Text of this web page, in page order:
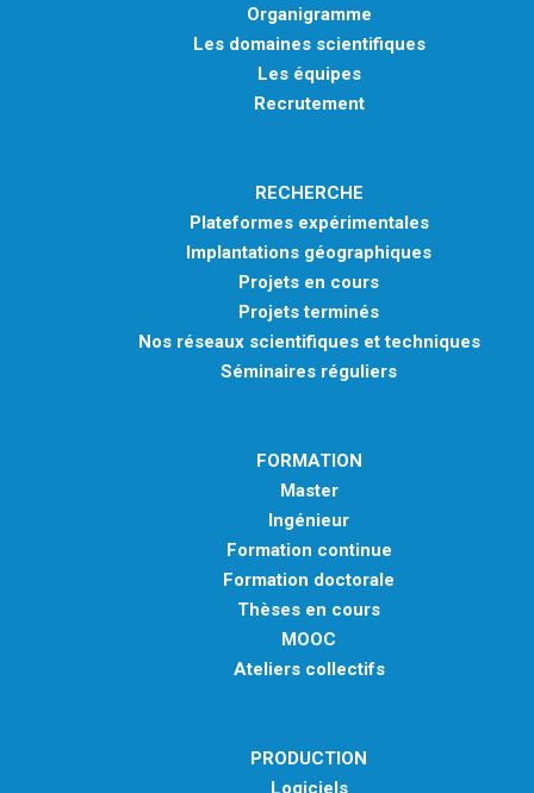
Organigramme
Les domaines scientifiques
Les équipes
Recrutement
RECHERCHE
Plateformes expérimentales
Implantations géographiques
Projets en cours
Projets terminés
Nos réseaux scientifiques et techniques
Séminaires réguliers
FORMATION
Master
Ingénieur
Formation continue
Formation doctorale
Thèses en cours
MOOC
Ateliers collectifs
PRODUCTION
Logiciels